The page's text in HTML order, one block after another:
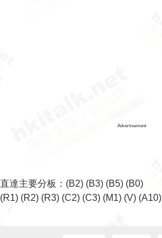
Advertisement
直達主要分板： (B2) (B3) (B5) (B0)
(R1) (R2) (R3) (C2) (C3) (M1) (V) (A10)